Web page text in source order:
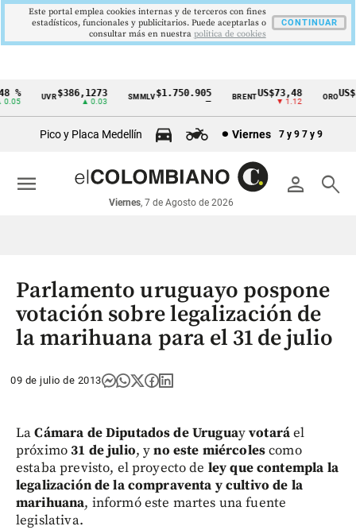
Cintillo
económicos
Colombia
UVR$386,1273
▲ 0.03
SMMLV$1.750.905 BRENTUS$73,48
▼ 1.12
ORO
Pico y Placa Medellín Viernes 7 y 9 7 y 9
person search
Viernes, 7 de Agosto de 2026
menu
Parlamento uruguayo pospone
votación sobre legalización de
la marihuana para el 31 de julio
09 de julio de 2013
LaCámara de Diputados de Uruguayvotaráel
próximo31 de julio, yno este miércolescomo
estaba previsto, el proyecto de ley que contempla la
legalización de la compraventa y cultivo de la
marihuana, informó este martes una fuente
legislativa.
Este portal emplea cookies internas y de terceros con fines
estadísticos, funcionales y publicitarios. Puede aceptarlas o
consultar más en nuestra politica de cookies
CONTINUAR